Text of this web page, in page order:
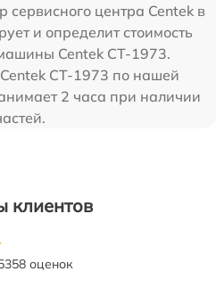
сервисного центра Centek в
и определит стоимость
Centek CT-1973.
CT-1973 по нашей
2 часа при наличии
клиентов
оценок